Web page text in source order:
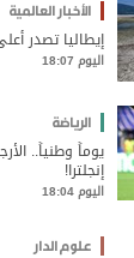
الأخبار العالمية
إيطاليا تصدر
اليوم 18:07
الرياضة
يوماً وطنياً..
إنجلترا!
اليوم 18:04
علوم الدار